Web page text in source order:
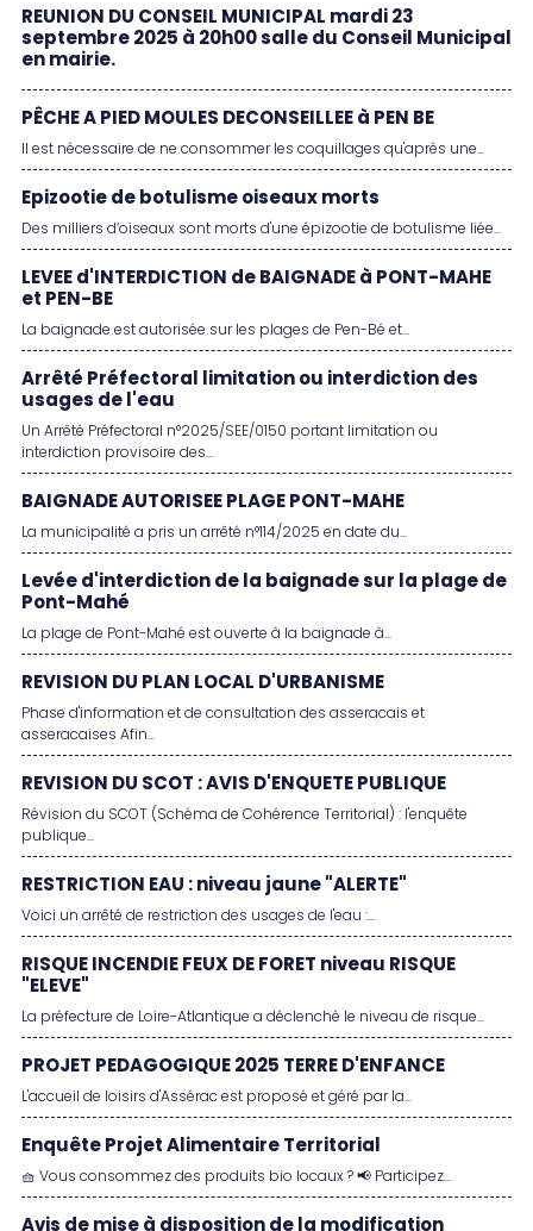
REUNION DU CONSEIL MUNICIPAL mardi 23
septembre 2025 à 20h00 salle du Conseil Municipal
en mairie.
PÊCHE A PIED MOULES DECONSEILLEE à PEN BE
Il est nécessaire de ne consommer les coquillages qu'après une...
Epizootie de botulisme oiseaux morts
Des milliers d’oiseaux sont morts d'une épizootie de botulisme liée...
LEVEE d'INTERDICTION de BAIGNADE à PONT-MAHE
et PEN-BE
La baignade est autorisée sur les plages de Pen-Bé et...
Arrêté Préfectoral limitation ou interdiction des
usages de l'eau
Un Arrêté Préfectoral n°2025/SEE/0150 portant limitation ou
interdiction provisoire des...
BAIGNADE AUTORISEE PLAGE PONT-MAHE
La municipalité a pris un arrêté n°114/2025 en date du...
Levée d'interdiction de la baignade sur la plage de
Pont-Mahé
La plage de Pont-Mahé est ouverte à la baignade à...
REVISION DU PLAN LOCAL D'URBANISME
Phase d'information et de consultation des asseracais et
asseracaises Afin...
REVISION DU SCOT : AVIS D'ENQUETE PUBLIQUE
Révision du SCOT (Schéma de Cohérence Territorial) : l'enquête
publique...
RESTRICTION EAU : niveau jaune "ALERTE"
Voici un arrêté de restriction des usages de l'eau :...
RISQUE INCENDIE FEUX DE FORET niveau RISQUE
"ELEVE"
La préfecture de Loire-Atlantique a déclenché le niveau de risque...
PROJET PEDAGOGIQUE 2025 TERRE D'ENFANCE
L'accueil de loisirs d'Assérac est proposé et géré par la...
Enquête Projet Alimentaire Territorial
🧺 Vous consommez des produits bio locaux ? 📢 Participez...